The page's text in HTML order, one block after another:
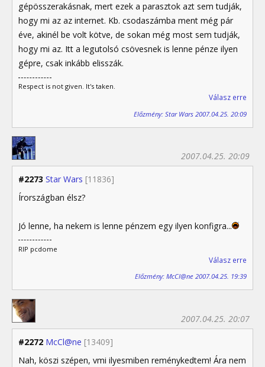
gépösszerakásnak, mert ezek a parasztok azt sem tudják,
hogy mi az az internet. Kb. csodaszámba ment még pár
éve, akinél be volt kötve, de sokan még most sem tudják,
hogy mi az. Itt a legutolsó csövesnek is lenne pénze ilyen
gépre, csak inkább elisszák.
Respect is not given. It's taken.
Válasz erre
Előzmény: Star Wars 2007.04.25. 20:09
#2273 Star Wars [11836]
2007.04.25. 20:09
Írországban élsz?
Jó lenne, ha nekem is lenne pénzem egy ilyen konfigra...
RIP pcdome
Válasz erre
Előzmény: McCl@ne 2007.04.25. 19:39
#2272 McCl@ne [13409]
2007.04.25. 20:07
Nah, köszi szépen, vmi ilyesmiben reménykedtem! Ára nem